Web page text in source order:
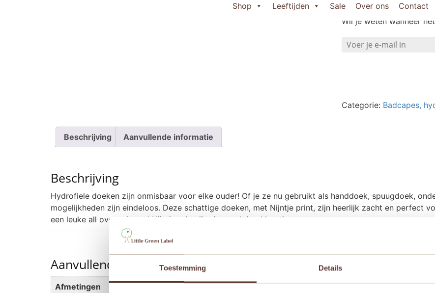
Toestemming Details
Shop Leeftijden Sale Over ons Contact
was:
€ 17,95.
is:
€ 13,45.
Uitverkocht
Wil je weten wanneer
Categorie: Badcapes,
Beschrijving Aanvullende informatie
Beschrijving
Hydrofiele doeken zijn onmisbaar voor elke ouder! Of je ze nu gebruikt als handdoek, spuugdoek,
mogelijkheden zijn eindeloos. Deze schattige doeken, met Nijntje print, zijn heerlijk zacht en perfect
een leuke all over print vol Nijntje vriendjes in prachtige kleurtjes.
Aanvullende informatie
Afmetingen 115 × 115 cm